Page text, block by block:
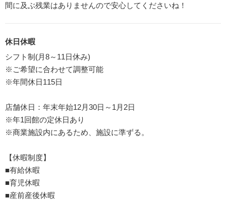
間に及ぶ残業はありませんので安心してくださいね！
休日休暇
シフト制(月8～11日休み)
※ご希望に合わせて調整可能
※年間休日115日
店舗休日：年末年始12月30日～1月2日
※年1回館の定休日あり
※商業施設内にあるため、施設に準ずる。
【休暇制度】
■有給休暇
■育児休暇
■産前産後休暇